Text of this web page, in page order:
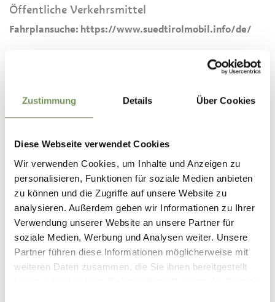
Zustimmung Details Über Cookies
Diese Webseite verwendet Cookies
Wir verwenden Cookies, um Inhalte und Anzeigen zu
personalisieren, Funktionen für soziale Medien anbieten
zu können und die Zugriffe auf unsere Website zu
analysieren. Außerdem geben wir Informationen zu Ihrer
Verwendung unserer Website an unsere Partner für
soziale Medien, Werbung und Analysen weiter. Unsere
Partner führen diese Informationen möglicherweise mit
weiteren Daten zusammen, die Sie ihnen bereitgestellt
Öffentliche Verkehrsmittel
Fahrplansuche: https://www.suedtirolmobil.info/de/
Mit demLinienbus 265
(Haltestellen u. a. Rabland,
Texelbahn, Partschins, Salten, Birkenwald, Wasserfall) kann
Abstecher zumPartschinser Wasserfall
Unsere Highlights der Wanderung
Prähistorische Siedlungs- und Kultstätten (z. B.
Schalensteine, Höhlen, markante Felsplätze)
Saltenstein (Salten)
Partschinser Waalweg, Zielbach und Hängebrücke
Hinweis:
Detaillierte Infos zu den Kultplätzen gibt es in